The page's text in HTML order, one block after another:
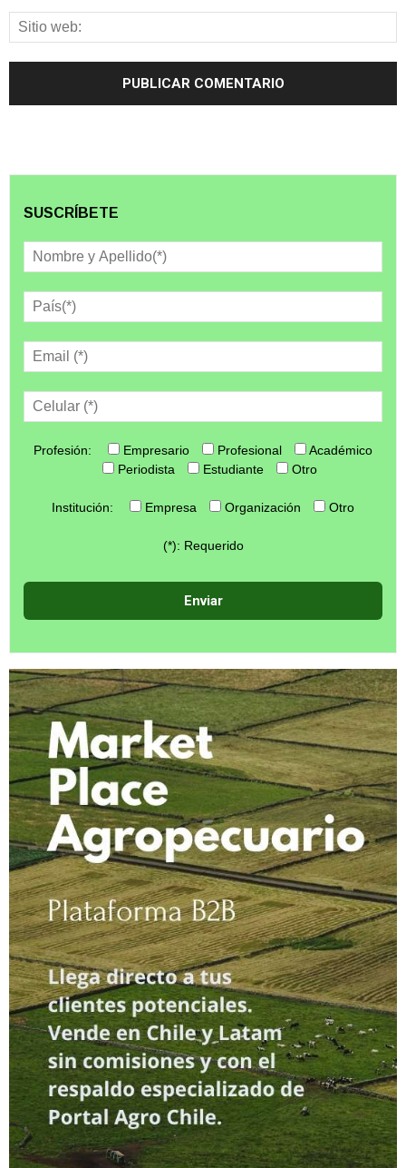
SUSCRÍBETE
Profesión: Empresario Profesional
Académico
Periodista
Estudiante Otro
Institución: Empresa Organización Otro
(*): Requerido